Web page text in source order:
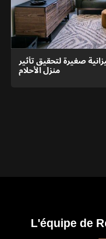
صغيرة لتحقيق تأثير
منزل الأحلام
L'équipe de